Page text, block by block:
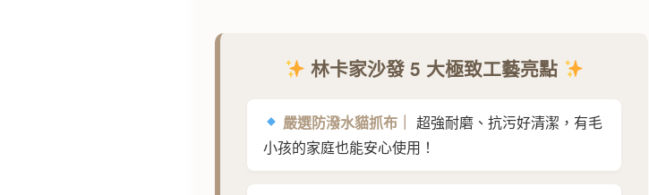
林卡家沙發 5 大極致工藝亮點
嚴選防潑水貓抓布｜ 超強耐磨、抗污好清潔，有毛
小孩的家庭也能安心使用！